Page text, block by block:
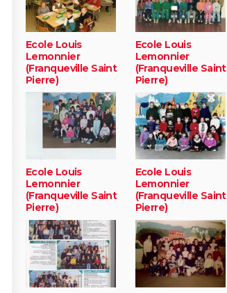
Ecole Louis
Lemonnier
(Franqueville Saint
Pierre)
Ecole Louis
Lemonnier
(Franqueville Saint
Pierre)
Ecole Louis
Lemonnier
(Franqueville Saint
Pierre)
Ecole Louis
Lemonnier
(Franqueville Saint
Pierre)